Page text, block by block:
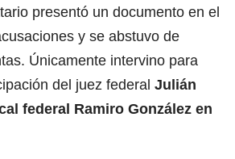
presentó un documento en el
y se abstuvo de
Únicamente intervino para
del juez federal Julián
federal Ramiro González en